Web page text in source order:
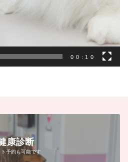
00:10
康診断
ト予約も可能です